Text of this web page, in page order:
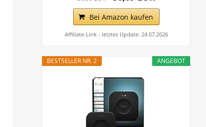
Bei Amazon kaufen
Affiliate-Link - letztes Update: 24.07.2026
ANGEBOT
BESTSELLER NR. 2